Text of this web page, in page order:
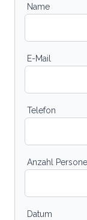
Name
E-Mail
Telefon
Anzahl
Datum